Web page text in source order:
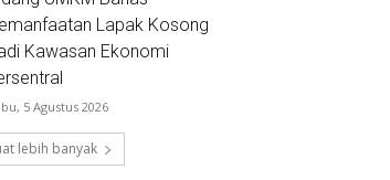
Lapak Kosong
Kawasan Ekonomi
5 Agustus 2026
lebih banyak